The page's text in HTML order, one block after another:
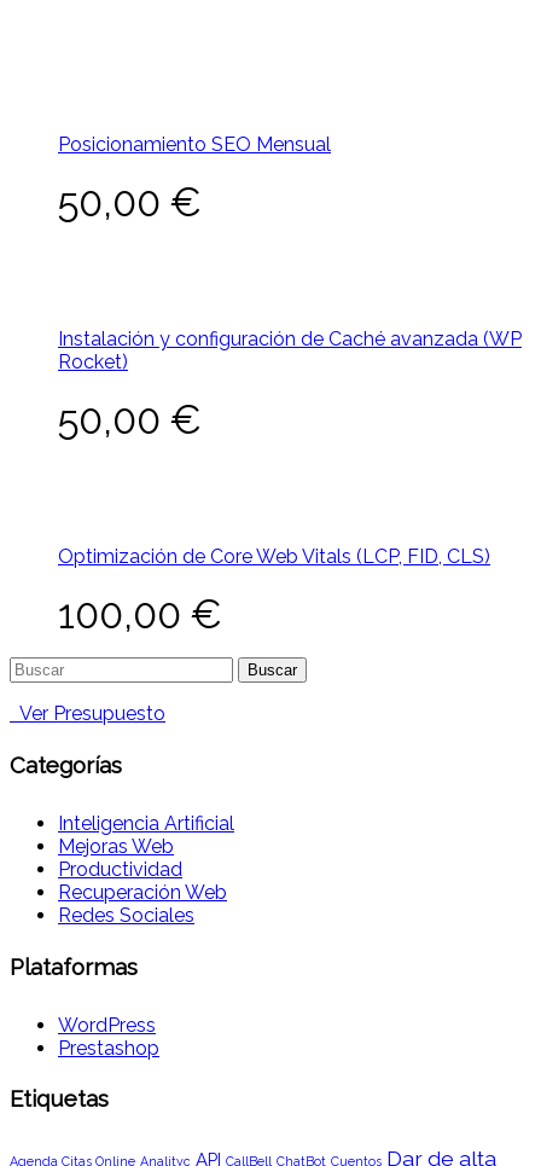
Posicionamiento SEO Mensual
50,00 €
Instalación y configuración de Caché avanzada (WP
Rocket)
50,00 €
Optimización de Core Web Vitals (LCP, FID, CLS)
100,00 €
Buscar:
Ver Presupuesto
Categorías
Inteligencia Artificial
Mejoras Web
Productividad
Recuperación Web
Redes Sociales
Plataformas
WordPress
Prestashop
Etiquetas
Agenda Citas Online Analityc API CallBell ChatBot Cuentos Dar de alta